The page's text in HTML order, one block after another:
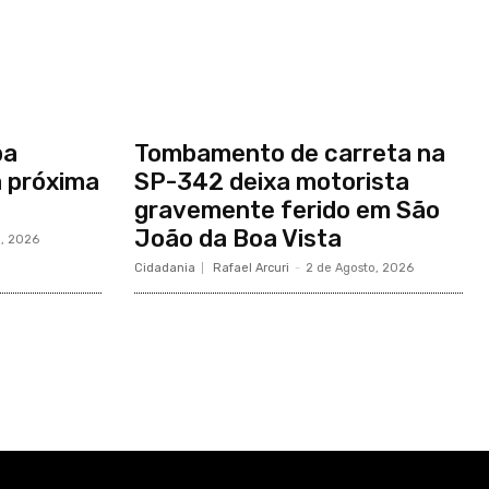
próxima
2026
Tombamento de carreta na
SP-342 deixa motorista
gravemente ferido em São
João da Boa Vista
Cidadania Rafael Arcuri - 2 de Agosto, 2026